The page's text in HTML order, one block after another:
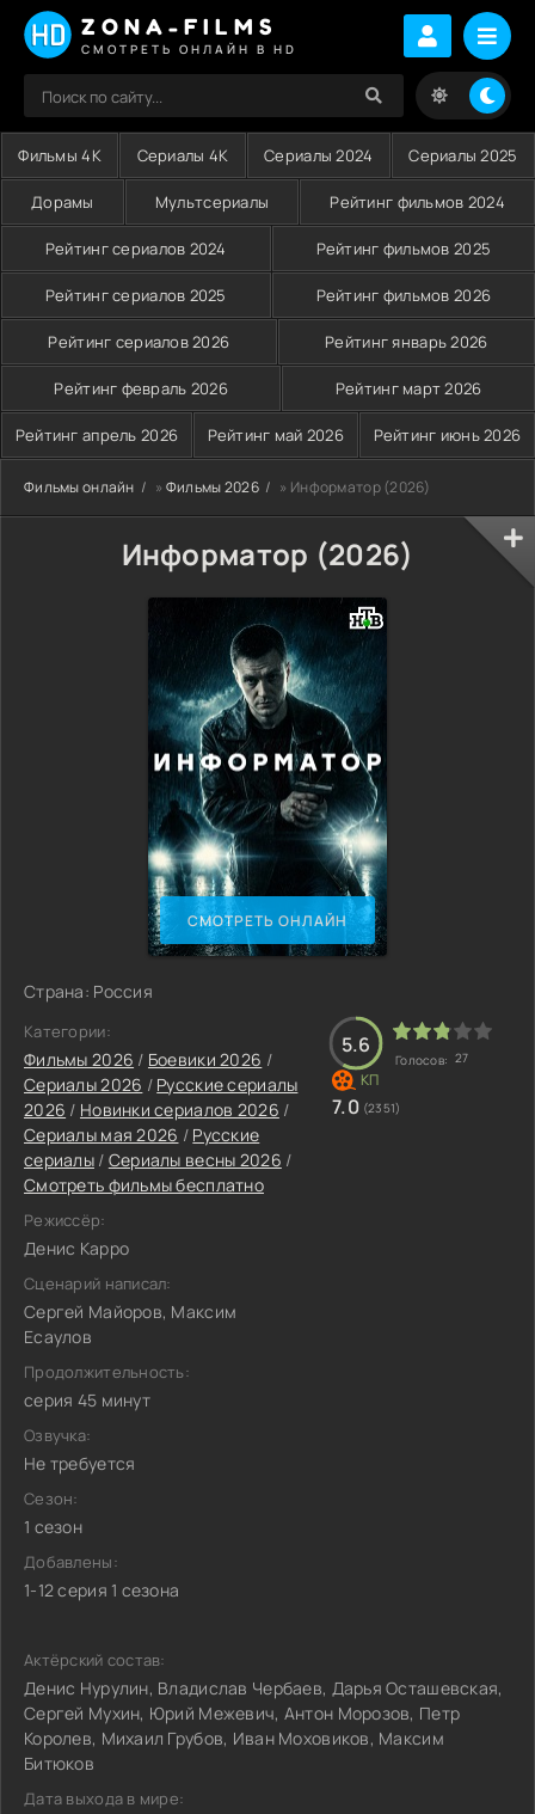
ZONA-FILMS
СМОТРЕТЬ ОНЛАЙН В HD
Фильмы 4K Сериалы 4K Сериалы 2024 Сериалы 2025
Дорамы Мультсериалы Рейтинг фильмов 2024
Рейтинг сериалов 2024 Рейтинг фильмов 2025
Рейтинг сериалов 2025 Рейтинг фильмов 2026
Рейтинг сериалов 2026 Рейтинг январь 2026
Рейтинг февраль 2026 Рейтинг март 2026
Рейтинг апрель 2026 Рейтинг май 2026 Рейтинг июнь 2026
Фильмы онлайн » Фильмы 2026 » Информатор (2026)
Информатор (2026)
СМОТРЕТЬ ОНЛАЙН
Страна: Россия
Категории:
Фильмы 2026 / Боевики 2026 /
Сериалы 2026 / Русские сериалы
2026 / Новинки сериалов 2026 /
Сериалы мая 2026 / Русские
сериалы/ Сериалы весны 2026 /
Смотреть фильмы бесплатно
Режиссёр:
Денис Карро
Сценарий написал:
Сергей Майоров, Максим
Есаулов
Продолжительность:
серия 45 минут
Озвучка:
Не требуется
Сезон:
1 сезон
Добавлены:
1-12 серия 1 сезона
5.6
Голосов: 27
7.0 (2351)
Актёрский состав:
Денис Нурулин, Владислав Чербаев, Дарья Осташевская,
Сергей Мухин, Юрий Межевич, Антон Морозов, Петр
Королев, Михаил Грубов, Иван Моховиков, Максим
Битюков
Дата выхода в мире: